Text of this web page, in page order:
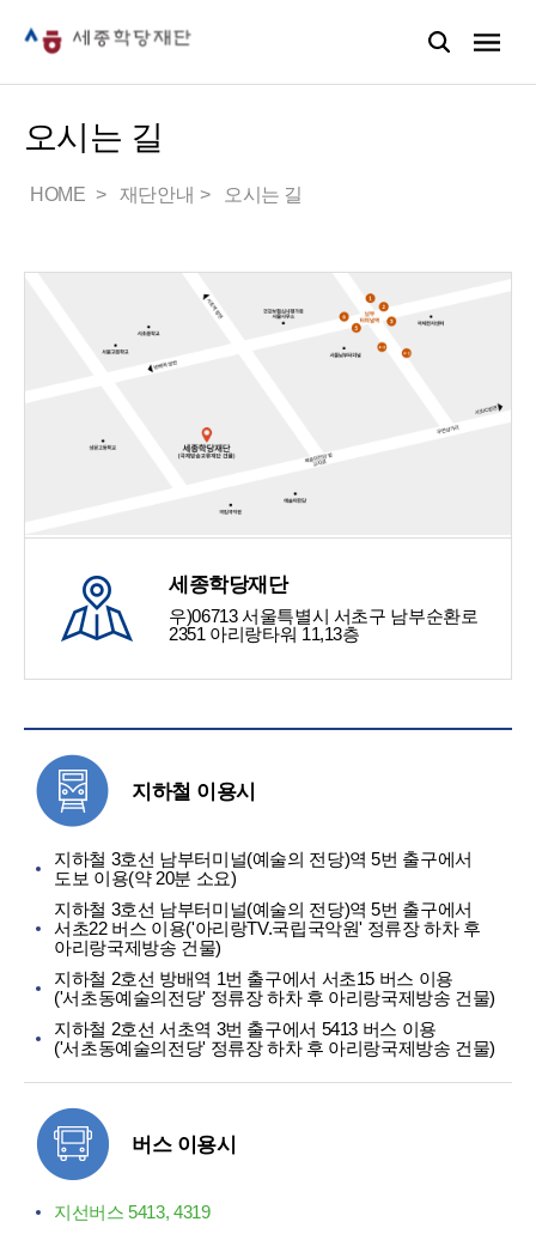
오시는 길
HOME 재단안내 오시는 길
세종학당재단
우)06713 서울특별시 서초구 남부순환로
2351 아리랑타워 11,13층
지하철 이용시
지하철 3호선 남부터미널(예술의 전당)역 5번 출구에서
도보 이용(약 20분 소요)
지하철 3호선 남부터미널(예술의 전당)역 5번 출구에서
서초22 버스 이용('아리랑TV.국립국악원' 정류장 하차 후
아리랑국제방송 건물)
지하철 2호선 방배역 1번 출구에서 서초15 버스 이용
('서초동예술의전당' 정류장 하차 후 아리랑국제방송 건물)
지하철 2호선 서초역 3번 출구에서 5413 버스 이용
('서초동예술의전당' 정류장 하차 후 아리랑국제방송 건물)
버스 이용시
지선버스 5413, 4319